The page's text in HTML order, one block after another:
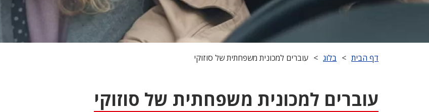
דף הבית > בלוג > עוברים למכונית משפחתית של סוזוקי
עוברים למכונית משפחתית של סוזוקי